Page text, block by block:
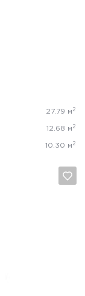
27.79 м 2
12.68 м 2
10.30 м 2